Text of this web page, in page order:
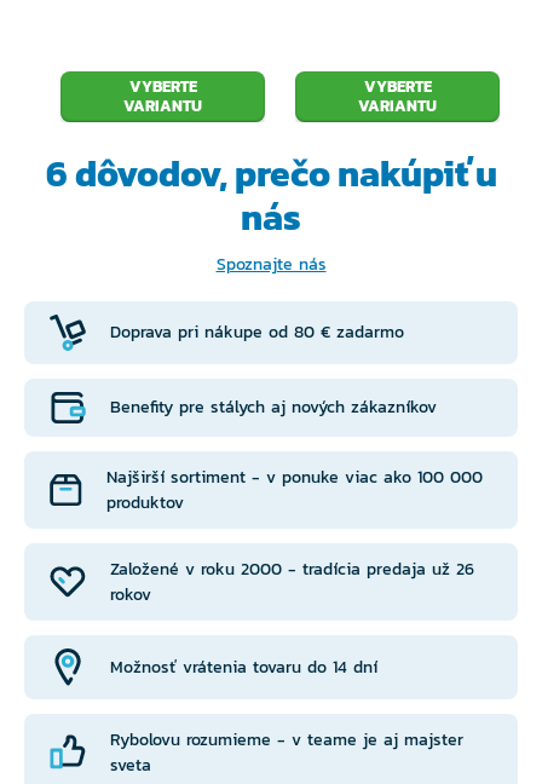
VYBERTE
VARIANTU
VYBERTE
VARIANTU
6 dôvodov, prečonakúpiť u
nás
Spoznajte nás
Doprava pri nákupe od 80 € zadarmo
Založené v roku 2000 - tradícia predaja už 26
rokov
Benefity pre stálych aj nových zákazníkov
Možnosť vrátenia tovaru do 14 dní
Najširší sortiment - v ponuke viac ako 100 000
produktov
Rybolovu rozumieme - v teame je aj majster
sveta